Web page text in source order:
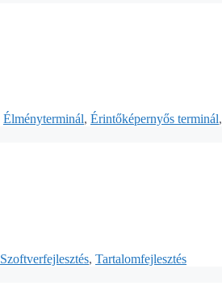
Élményterminál, Érintőképernyős terminál,
Szoftverfejlesztés, Tartalomfejlesztés